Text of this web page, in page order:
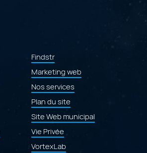
laval.ca"
Findstr
Marketing web
Nos services
Plan du site
Site Web municipal
Vie Privée
VortexLab